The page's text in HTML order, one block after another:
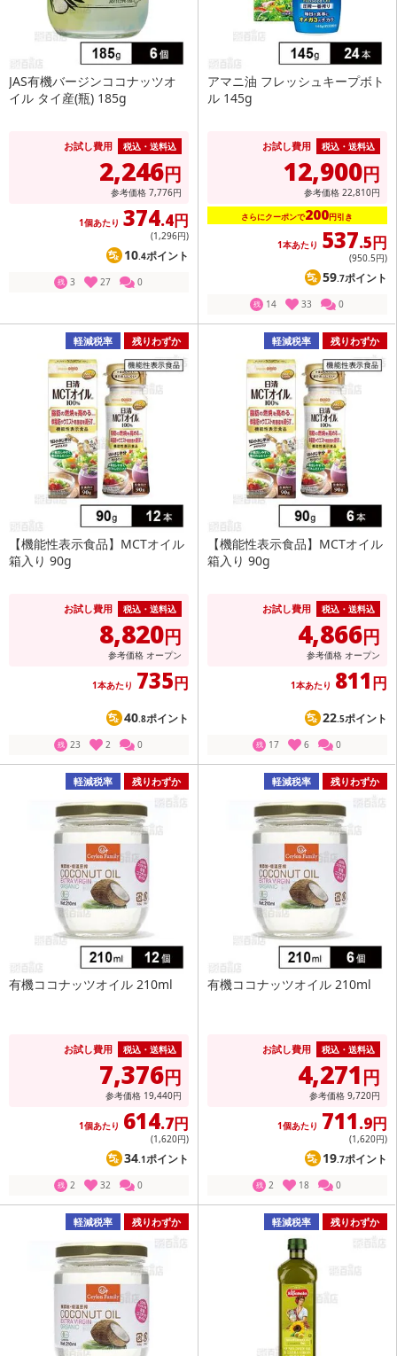
JAS有機バージンココナッツオ
イル タイ産(瓶) 185g
お試し費用 税込・送料込
2,246円
参考価格 7,776円
1個あたり 374.4円
(1,296円)
10.4ポイント
残 3 27 0
アマニ油 フレッシュキープボト
ル 145g
お試し費用 税込・送料込
12,900円
参考価格 22,810円
さらにクーポンで200円引き
1本あたり 537.5円
(950.5円)
59.7ポイント
残 14 33 0
軽減税率 残りわずか
【機能性表示食品】MCTオイル
箱入り 90g
お試し費用 税込・送料込
8,820円
参考価格 オープン
1本あたり 735円
40.8ポイント
残 23 2 0
軽減税率 残りわずか
【機能性表示食品】MCTオイル
箱入り 90g
お試し費用 税込・送料込
4,866円
参考価格 オープン
1本あたり 811円
22.5ポイント
残 17 6 0
軽減税率 残りわずか
有機ココナッツオイル 210ml
お試し費用 税込・送料込
7,376円
参考価格 19,440円
1個あたり 614.7円
(1,620円)
34.1ポイント
残 2 32 0
軽減税率 残りわずか
有機ココナッツオイル 210ml
お試し費用 税込・送料込
4,271円
参考価格 9,720円
1個あたり 711.9円
(1,620円)
19.7ポイント
残 2 18 0
軽減税率 残りわずか 軽減税率 残りわずか